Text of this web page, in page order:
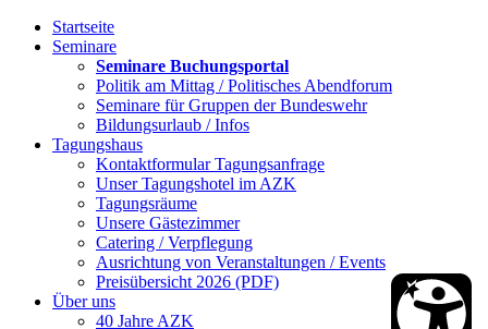
Startseite
Seminare
Seminare Buchungsportal
Politik am Mittag / Politisches Abendforum
Seminare für Gruppen der Bundeswehr
Bildungsurlaub / Infos
Tagungshaus
Kontaktformular Tagungsanfrage
Unser Tagungshotel im AZK
Tagungsräume
Unsere Gästezimmer
Catering / Verpflegung
Ausrichtung von Veranstaltungen / Events
Preisübersicht 2026 (PDF)
Über uns
40 Jahre AZK